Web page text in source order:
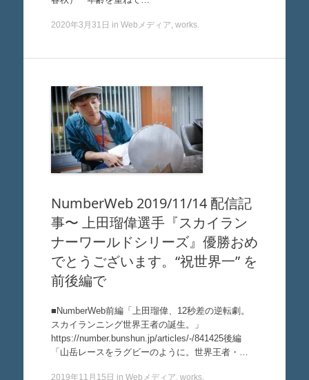
2020年3月31日 in Webメディア, works.
NumberWeb 2019/11/14 配信記
事〜 上田瑠偉選手『スカイラン
ナーワールドシリーズ』優勝おめ
でとうございます。“祝世界一” を
前後編で
■NumberWeb前編「上田瑠偉、12秒差の逆転劇。
スカイランニング世界王者の誕生。」
https://number.bunshun.jp/articles/-/841425後編
「山岳レースをラグビーのように。世界王者・…
2019年11月15日 in Webメディア, works.